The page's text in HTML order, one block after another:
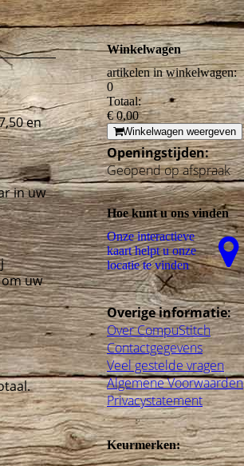
en
in uw
uw
Winkelwagen
artikelen in winkelwagen:
0
Totaal:
€ 0,00
Winkelwagen weergeven
Openingstijden:
Geopend op afspraak
Hoe kunt u ons vinden
Onze interactieve
kaart helpt u onze
locatie te vinden
Overige informatie:
Over CompuStitch
Contactgegevens
Veel gestelde vragen
Algemene Voorwaarden
Privacystatement
Keurmerken: